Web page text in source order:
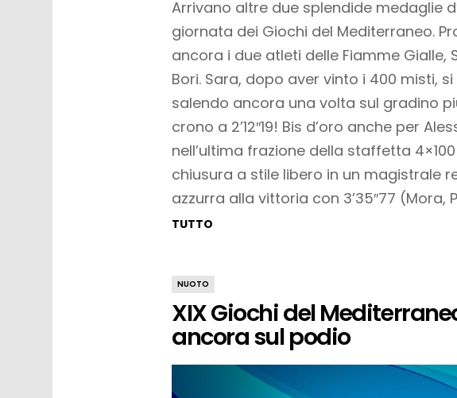
Arrivano altre due splendide medaglie
giornata dei Giochi del Mediterraneo.
ancora i due atleti delle Fiamme Gialle,
Bori. Sara, dopo aver vinto i 400 misti,
salendo ancora una volta sul gradino
crono a 2’12″19! Bis d’oro anche per
nell’ultima frazione della staffetta
chiusura a stile libero in un magistrale
azzurra alla vittoria con 3’35″77 (Mora,
TUTTO
NUOTO
XIX Giochi del
ancora sul podio